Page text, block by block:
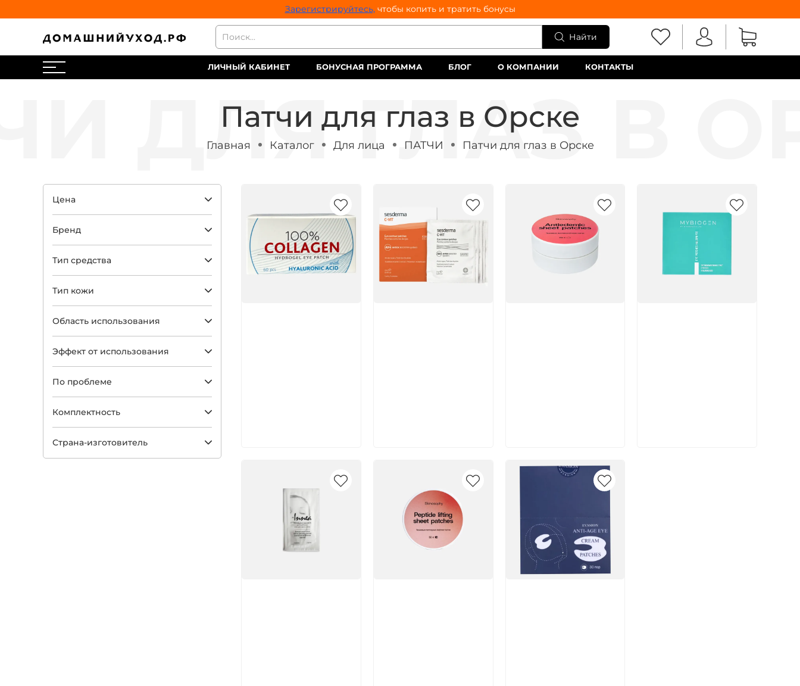
Зарегистрируйтесь,чтобы копить и тратить бонусы
Найти
ЛИЧНЫЙ КАБИНЕТ БОНУСНАЯ ПРОГРАММА БЛОГ О КОМПАНИИ КОНТАКТЫ
Патчи для глаз в Орске
Главная Каталог Для лица ПАТЧИ Патчи для глаз в Орске
Цена
Бренд
Тип средства
Тип кожи
Область использования
Эффект от использования
По проблеме
Комплектность
Страна-изготовитель